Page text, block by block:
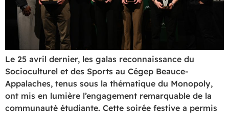
Le 25 avril dernier, les galas reconnaissance du
Socioculturel et des Sports au Cégep Beauce-
Appalaches, tenus sous la thématique du Monopoly,
ont mis en lumière l’engagement remarquable de la
communauté étudiante. Cette soirée festive a permis